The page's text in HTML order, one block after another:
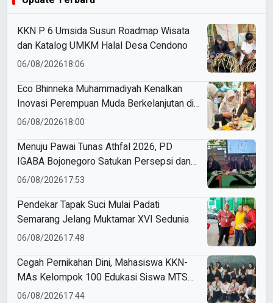
KKN P 6 Umsida Susun Roadmap Wisata
dan Katalog UMKM Halal Desa Cendono
06/08/202618:06
Eco Bhinneka Muhammadiyah Kenalkan
Inovasi Perempuan Muda Berkelanjutan di
Muktamar Nasyiatul Aisyiyah
06/08/202618:00
Menuju Pawai Tunas Athfal 2026, PD
IGABA Bojonegoro Satukan Persepsi dan
Utamakan Keselamatan Anak
06/08/202617:53
Pendekar Tapak Suci Mulai Padati
Semarang Jelang Muktamar XVI Sedunia
06/08/202617:48
Cegah Pernikahan Dini, Mahasiswa KKN-
MAs Kelompok 100 Edukasi Siswa MTS
Miftahul Ulum Tawangsari
06/08/202617:44